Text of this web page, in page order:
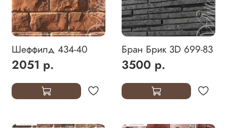
Шеффилд 434-40
2051 р.
Бран Брик 3D 699-83
3500 р.